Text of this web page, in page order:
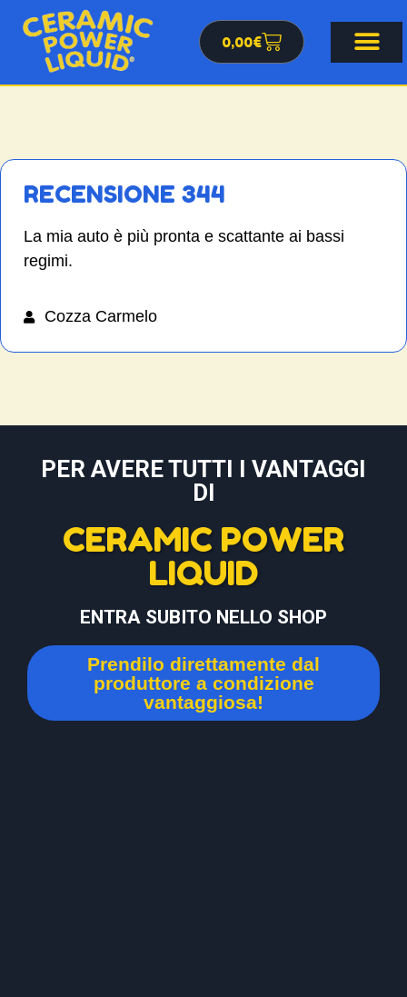
0,00€
RECENSIONE 344
La mia auto è più pronta e scattante ai bassi
regimi.
Cozza Carmelo
PER AVERE TUTTI I VANTAGGI
DI
CERAMIC POWER
LIQUID
ENTRA SUBITO NELLO SHOP
Prendilo direttamente dal
produttore a condizione
vantaggiosa!